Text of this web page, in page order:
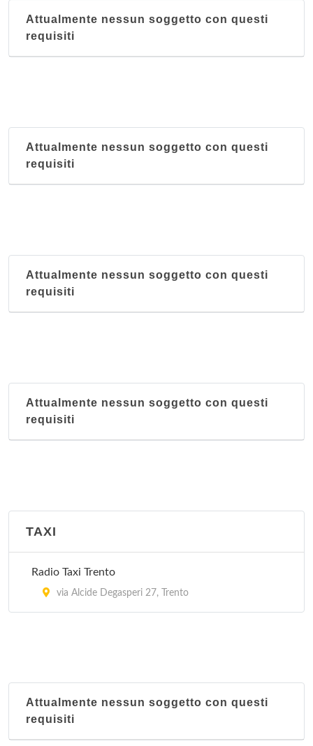
Attualmente nessun soggetto con questi
requisiti
Attualmente nessun soggetto con questi
requisiti
Attualmente nessun soggetto con questi
requisiti
Attualmente nessun soggetto con questi
requisiti
TAXI
Radio Taxi Trento
via Alcide Degasperi 27, Trento
Attualmente nessun soggetto con questi
requisiti